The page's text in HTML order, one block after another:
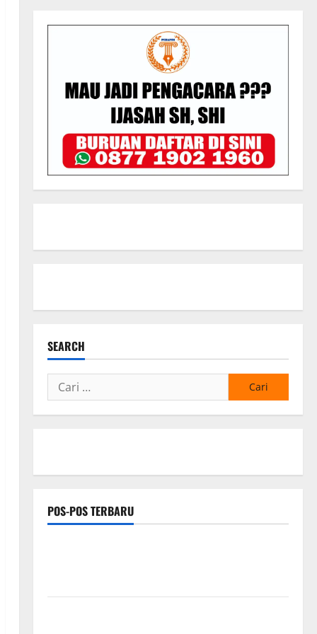
SEARCH
Cari
untuk:
POS-POS TERBARU